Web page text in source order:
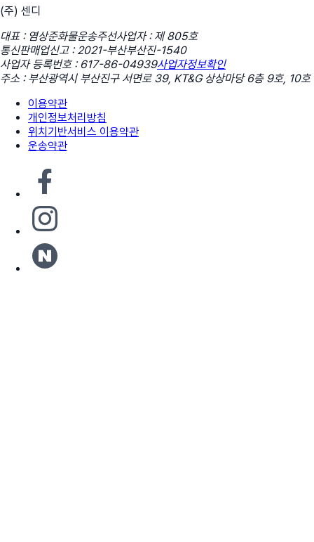
(주) 센디
대표 : 염상준화물운송주선사업자 : 제 805호
통신판매업신고 : 2021-부산부산진-1540
사업자 등록번호 : 617-86-04939사업자정보확인
주소 : 부산광역시 부산진구 서면로 39, KT&G 상상마당 6층 9호, 10호
이용약관
개인정보처리방침
위치기반서비스 이용약관
운송약관